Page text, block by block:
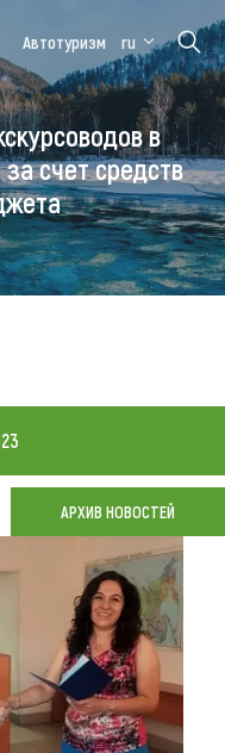
Алтайская
зимовка
Автотуризм ru
в
счет средств
АРХИВ НОВОСТЕЙ